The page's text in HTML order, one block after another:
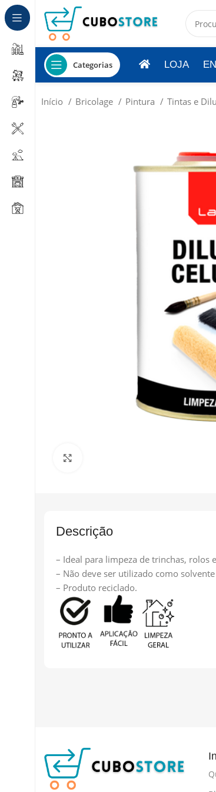
Categorias LOJA
Início Bricolage Pintura Tintas e
Descrição
– Ideal para limpeza de trinchas, rolos
– Não deve ser utilizado como
– Produto reciclado.